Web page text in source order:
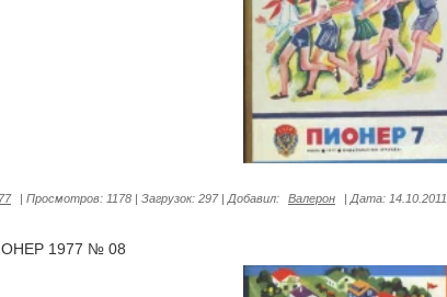
| Просмотров: 1178 | Загрузок: 297| Добавил: Валерон | Дата: 14.10.2011
1977 № 08